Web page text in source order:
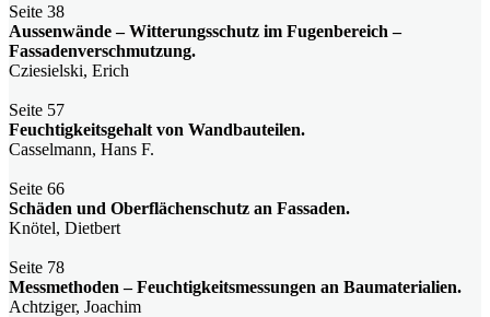
Seite 38
Aussenwände – Witterungsschutz im Fugenbereich –
Fassadenverschmutzung.
Cziesielski, Erich
Seite 57
Feuchtigkeitsgehalt von Wandbauteilen.
Casselmann, Hans F.
Seite 66
Schäden und Oberflächenschutz an Fassaden.
Knötel, Dietbert
Seite 78
Messmethoden – Feuchtigkeitsmessungen an Baumaterialien.
Achtziger, Joachim